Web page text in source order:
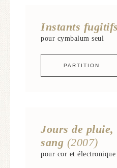
Instants fugitifs
pour cymbalum seul
PARTITION
Jours de pluie,
sang (2007)
pour cor et électronique